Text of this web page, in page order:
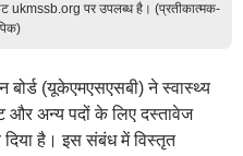
ukmssb.org पर उपलब्ध है। (प्रतीकात्मक-
बोर्ड (यूकेएमएसएसबी) ने स्वास्थ्य
और अन्य पदों के लिए दस्तावेज
दिया है। इस संबंध में विस्तृत